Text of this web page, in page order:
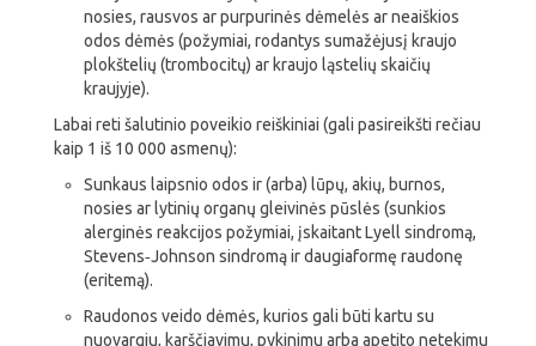
nosies, rausvos ar purpurinės dėmelės ar neaiškios
odos dėmės (požymiai, rodantys sumažėjusį kraujo
plokštelių (trombocitų) ar kraujo ląstelių skaičių
kraujyje).
Labai reti šalutinio poveikio reiškiniai (gali pasireikšti rečiau
kaip 1 iš 10 000 asmenų):
Sunkaus laipsnio odos ir (arba) lūpų, akių, burnos,
nosies ar lytinių organų gleivinės pūslės (sunkios
alerginės reakcijos požymiai, įskaitant Lyell sindromą,
Stevens‑Johnson sindromą ir daugiaformę raudonę
(eritemą).
Raudonos veido dėmės, kurios gali būti kartu su
nuovargiu, karščiavimu, pykinimu arba apetito netekimu